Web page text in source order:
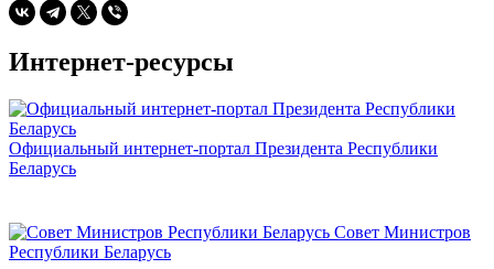
Интернет-ресурсы
Официальный интернет-портал Президента Республики
Беларусь
Совет Министров
Республики Беларусь